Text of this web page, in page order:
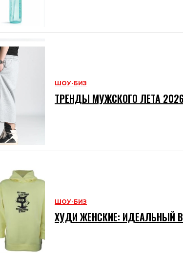
ШОУ-БИЗ
ТРЕНДЫ МУЖСКОГО ЛЕТА
ШОУ-БИЗ
ХУДИ ЖЕНСКИЕ: ИДЕАЛЬНЫЙ